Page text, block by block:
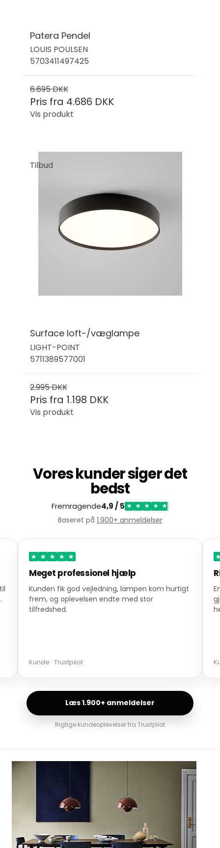
Patera Pendel
LOUIS POULSEN
5703411497425
6.695 DKK
Pris fra 4.686 DKK
Vis produkt
Tilbud
Surface loft-/væglampe
LIGHT-POINT
5711389577001
2.995 DKK
Pris fra 1.198 DKK
Vis produkt
Vores kunder siger det
bedst
Fremragende4,9 / 5 ★ ★ ★ ★ ★
Baseret på 1.900+ anmeldelser
★ ★ ★ ★ ★
Rigtig god service
En ordre blev leveret lynhurtigt, og servicen
gjorde et stærkt indtryk. En varm anbefaling
herfra.
Kunde · Trustpilot
Læs 1.900+ anmeldelser
Rigtige kundeoplevelser fra Trustpilot